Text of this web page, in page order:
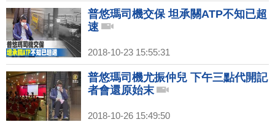
普悠瑪司機交保 坦承關ATP不知已超
速
2018-10-23 15:55:31
普悠瑪司機尤振仲兒 下午三點代開記
者會還原始末
2018-10-26 15:49:50